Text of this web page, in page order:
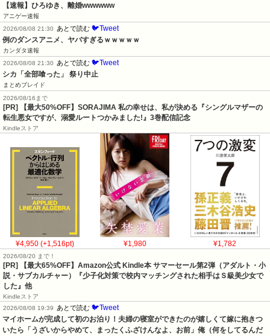
【速報】ひろゆき、離婚wwwwww
アニゲー速報
2026/08/08 21:30
あとで読む 🐦Tweet
例のダンスアニメ、ヤバすぎるｗｗｗｗｗ
カンダタ速報
2026/08/08 21:30
あとで読む 🐦Tweet
シカ「全部喰った」 祭り中止
まとめブレイド
2026/08/16まで
[PR] 【最大50%OFF】SORAJIMA 私の幸せは、私が決める『シングルマザーの
転生悪女ですが、溺愛ルートつかみました!』3巻配信記念
Kindleストア
¥4,950 (+1,516pt) ¥1,980 ¥1,782
2026/08/20 まで！
[PR]
【最大65%OFF】Amazon公式 Kindle本 サマーセール第2弾（アダルト・小
説・サブカルチャー）『少子化対策で校内マッチングされた相手はＳ級美少女で
した』他
Kindleストア
2026/08/08 19:39 あとで読む 🐦Tweet
マイホームが完成して初のお泊り！夫婦の寝室ができたのが嬉しくて嫁に抱きつ
いたら「うざいからやめて、まったくふざけんなよ、お前」俺（何をしてるんだ